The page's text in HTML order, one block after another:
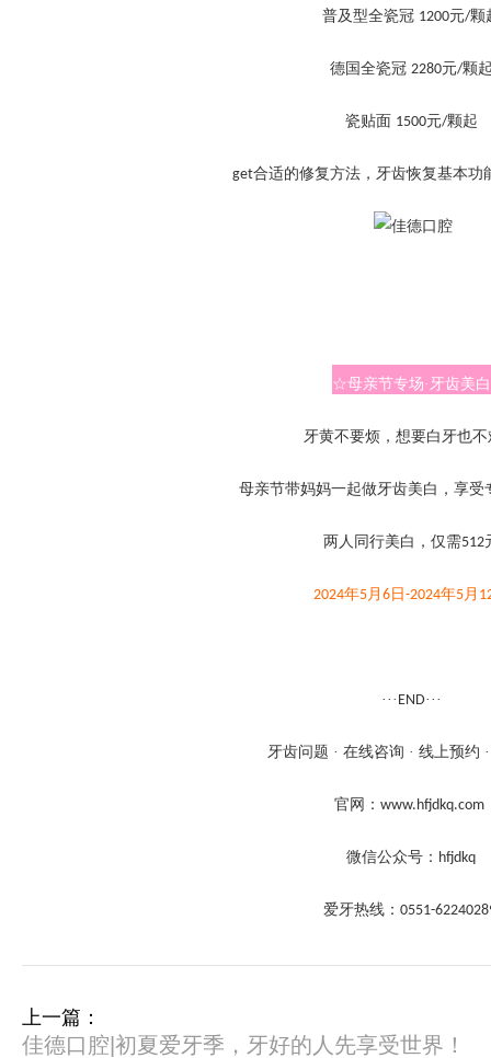
普及型全瓷冠 1200元/颗
德国全瓷冠 2280元/颗
瓷贴面 1500元/颗起
get合适的修复方法，牙齿恢复基本功
☆母亲节专场·牙齿美白
牙黄不要烦，想要白牙也不
母亲节带妈妈一起做牙齿美白，享受
两人同行美白， 仅需512
2024年5月 6日-2024年5月
··· END···
牙齿问题 · 在线咨询 · 线上预约
官网： www.hfjdkq.com
微信公众号： hfjdkq
爱牙热线： 0551-
上一篇：
佳德口腔|初夏爱牙季，牙好的人先享受世界！